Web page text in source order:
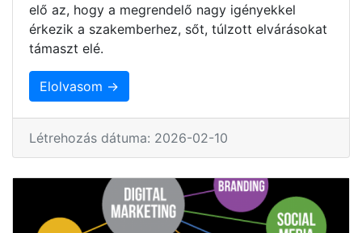
elő az, hogy a megrendelő nagy igényekkel
érkezik a szakemberhez, sőt, túlzott elvárásokat
támaszt elé.
Elolvasom →
Létrehozás dátuma: 2026-02-10